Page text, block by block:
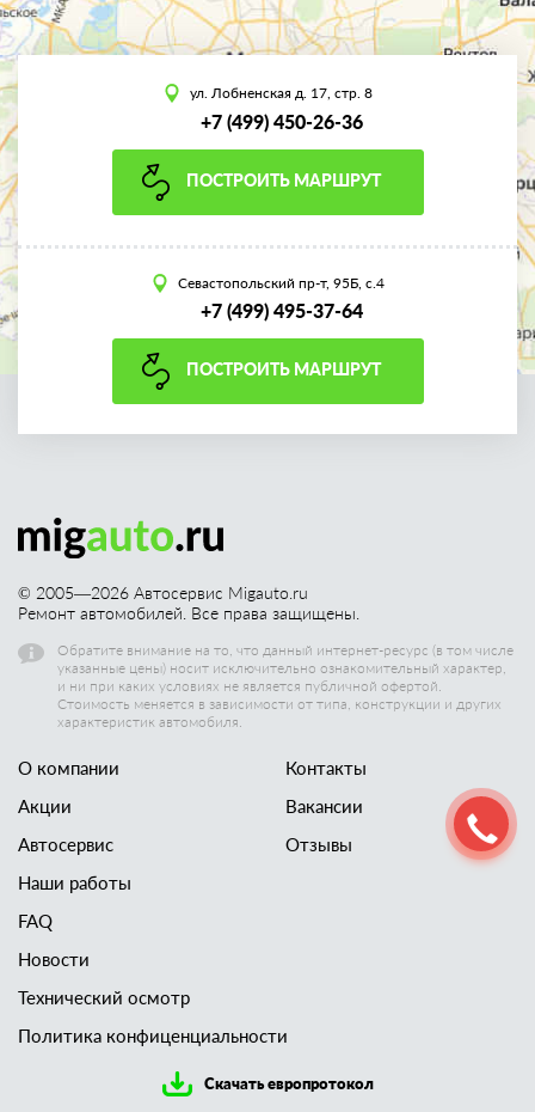
ул. Лобненская д. 17, стр. 8
+7 (499) 450-26-36
ПОСТРОИТЬ МАРШРУТ
Севастопольский пр-т, 95Б, с.4
+7 (499) 495-37-64
ПОСТРОИТЬ МАРШРУТ
© 2005—2026 Автосервис Migauto.ru
Ремонт автомобилей. Все права защищены.
Обратите внимание на то, что данный интернет-ресурс (в том числе
указанные цены) носит исключительно ознакомительный характер,
и ни при каких условиях не является публичной офертой.
Стоимость меняется в зависимости от типа, конструкции и других
характеристик автомобиля.
О компании
Акции
Автосервис
Наши работы
Контакты
Вакансии
Отзывы
FAQ
Новости
Технический осмотр
Политика конфиценциальности
Скачать европротокол